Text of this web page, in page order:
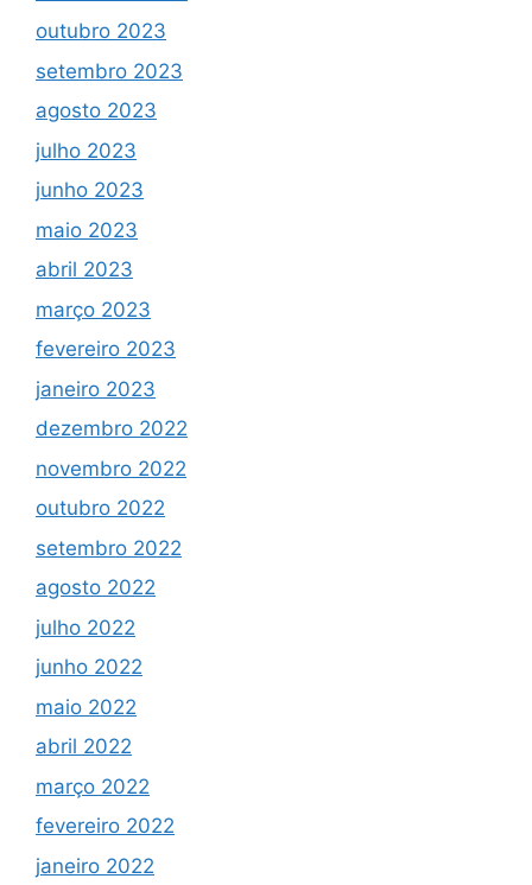
outubro 2023
setembro 2023
agosto 2023
julho 2023
junho 2023
maio 2023
abril 2023
março 2023
fevereiro 2023
janeiro 2023
dezembro 2022
novembro 2022
outubro 2022
setembro 2022
agosto 2022
julho 2022
junho 2022
maio 2022
abril 2022
março 2022
fevereiro 2022
janeiro 2022